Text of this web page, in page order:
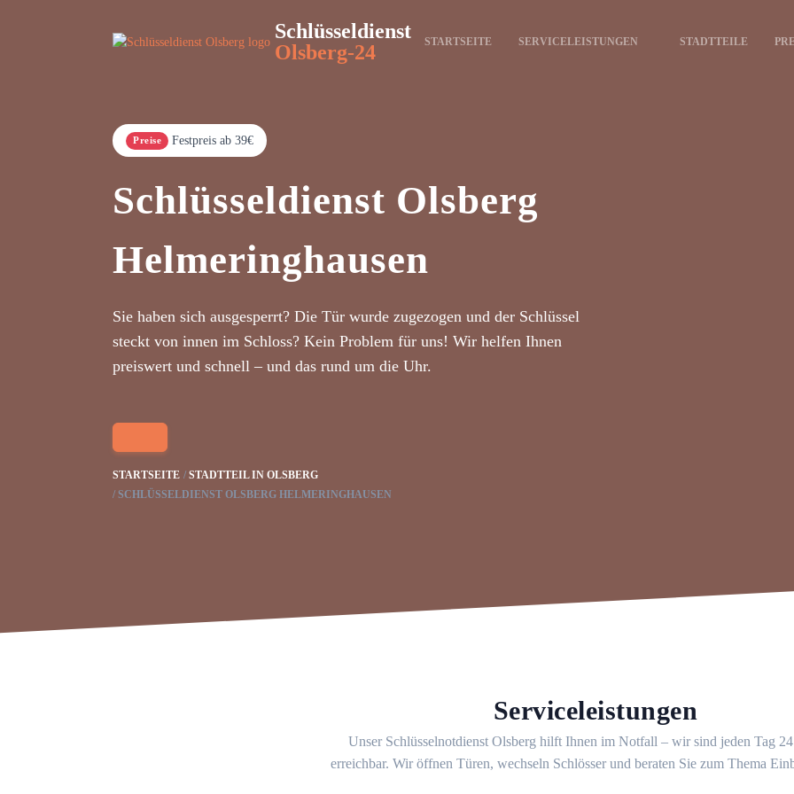
Schlüsseldienst
Olsberg-24
STARTSEITE SERVICELEISTUNGEN STADTTEILE
Preise Festpreis ab 39€
Schlüsseldienst Olsberg
Helmeringhausen
Sie haben sich ausgesperrt? Die Tür wurde zugezogen und der Schlüssel
steckt von innen im Schloss? Kein Problem für uns! Wir helfen Ihnen
preiswert und schnell – und das rund um die Uhr.
STARTSEITE
STADTTEIL IN OLSBERG
SCHLÜSSELDIENST OLSBERG HELMERINGHAUSEN
Serviceleistungen
Unser Schlüsselnotdienst Olsberg hilft Ihnen im Notfall – wir sind jeden Tag
erreichbar. Wir öffnen Türen, wechseln Schlösser und beraten Sie zum Thema